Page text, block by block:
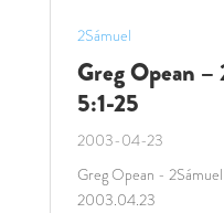
2Sámuel
Greg Opean –
5:1-25
2003-04-23
Greg Opean -
2003.04.23